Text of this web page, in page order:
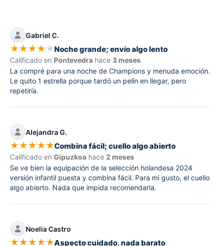
Gabriel C.
★★★★★Noche grande; envío algo lento
Calificado en Pontevedra hace 3 meses
La compré para una noche de Champions y menuda emoción.
Le quito 1 estrella porque tardó un pelín en llegar, pero
repetiría.
Alejandra G.
★★★★★Combina fácil; cuello algo abierto
Calificado en Gipuzkoa hace 2 meses
Se ve bien la equipación de la selección holandesa 2024
versión infantil puesta y combina fácil. Para mi gusto, el cuello
algo abierto. Nada que impida recomendarla.
Noelia Castro
★★★★★Aspecto cuidado, nada barato